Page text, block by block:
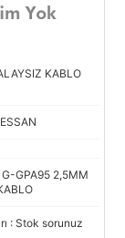
AMPUL SOKETLİ 24 V
Stok Kodu : BSR-NAR-